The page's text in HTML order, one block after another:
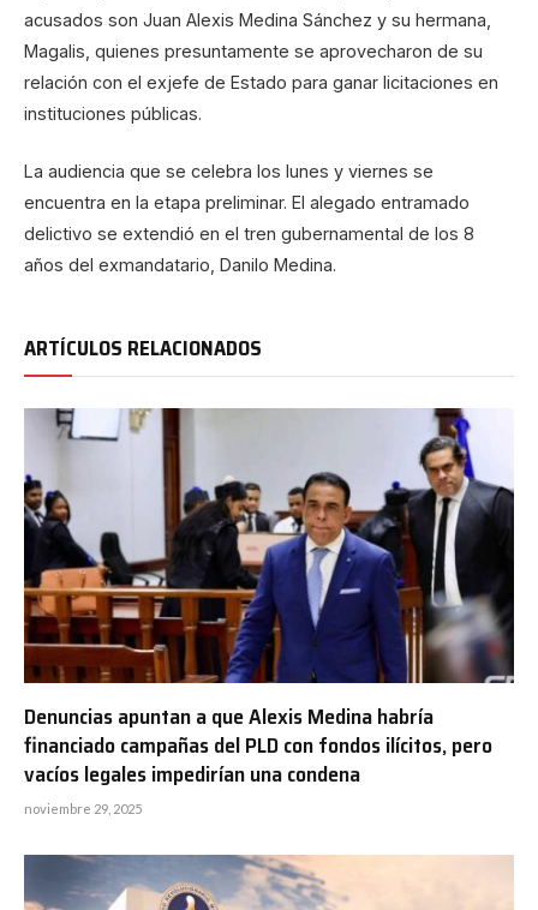
acusados son Juan Alexis Medina Sánchez y su hermana,
Magalis, quienes presuntamente se aprovecharon de su
relación con el exjefe de Estado para ganar licitaciones en
instituciones públicas.
La audiencia que se celebra los lunes y viernes se
encuentra en la etapa preliminar. El alegado entramado
delictivo se extendió en el tren gubernamental de los 8
años del exmandatario, Danilo Medina.
ARTÍCULOS RELACIONADOS
Denuncias apuntan a que Alexis Medina habría
financiado campañas del PLD con fondos ilícitos, pero
vacíos legales impedirían una condena
noviembre 29, 2025